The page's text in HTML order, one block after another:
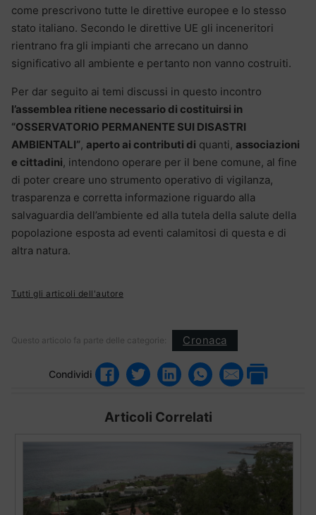
come prescrivono tutte le direttive europee e lo stesso
stato italiano. Secondo le direttive UE gli inceneritori
rientrano fra gli impianti che arrecano un danno
significativo all ambiente e pertanto non vanno costruiti.
Per dar seguito ai temi discussi in questo incontro
l’assemblea ritiene necessario di costituirsi in
“OSSERVATORIO PERMANENTE SUI DISASTRI
AMBIENTALI”, aperto ai contributi di quanti, associazioni
e cittadini, intendono operare per il bene comune, al fine
di poter creare uno strumento operativo di vigilanza,
trasparenza e corretta informazione riguardo alla
salvaguardia dell’ambiente ed alla tutela della salute della
popolazione esposta ad eventi calamitosi di questa e di
altra natura.
Tutti gli articoli dell'autore
Questo articolo fa parte delle categorie: Cronaca
Condividi
Articoli Correlati